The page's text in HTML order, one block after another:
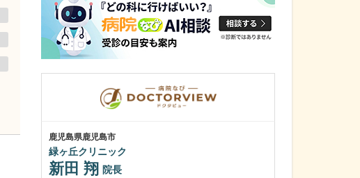
鹿児島県鹿児島市
緑ヶ丘クリニック
新田 翔 院長